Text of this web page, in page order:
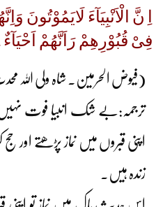
اِ نَّ الْاَنْبِیَآءَ لَایَمُوْتُونَ
فِیْ قُبُوْرِھِمْ رَاَنَّھُمْ
(فیوض الحرمین۔ شاہ ولی اللہ
ترجمہ:بے شک انبیا فوت
اپنی قبروں میں نماز پڑھتے
زندہ ہیں۔
اس حدیث پاک میں نماز تو اپنی